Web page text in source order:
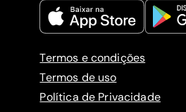
Termos e condições
Termos de uso
Política de Privacidade